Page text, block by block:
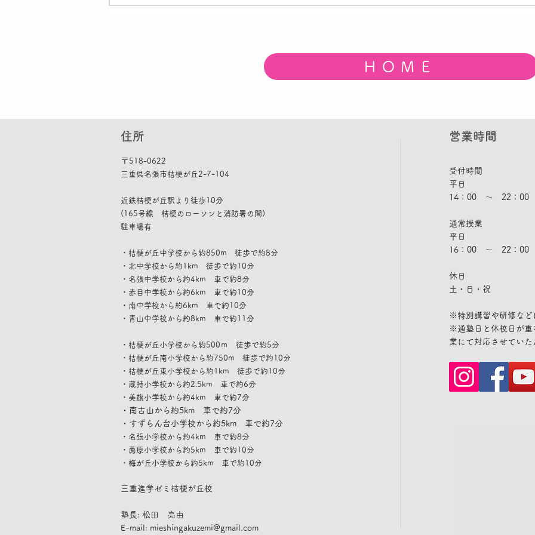
第1回アクティメソッド全国
夏休みの宿題が進まない中学
目
ＨＯＭＥ
住所
​〒518-0622
三重県名張市桔梗が丘2-7-104
​​近鉄桔梗が丘駅より徒歩10分
(165号線 桔梗のローソンと消防署の間)
​駐車場有
・桔梗が丘中学校から約850m 徒歩で約8分
・北中学校から約1km 徒歩で約10分
・名張中学校から約4km 車で約8分
・赤目中学校から約6km 車で約10分
・南中学校から約6km 車で約10分
​・青山中学校から約8km 車で約11分
・桔梗が丘小学校から約500ｍ 徒歩で約5分
・桔梗が丘南小学校から約750m 徒歩で約10分
・桔梗が丘東小学校から約1km 徒歩で約10分
・蔵持小学校から約2.5km 車で約6分
・美旗小学校から約4km 車で約7分
・南古山から約5km 車で約7分
​・すずらん台小学校から約5km 車で約7分
・名張小学校から約4km 車で約8分
・薦原小学校から約5km 車で約10分
・梅が丘小学校から約5km 車で約10分
​三重進学ゼミ桔梗が丘校
塾長: 松田 亮由
Eｰmail: mieshingakuzemi@gmail.com
​営業時間
受付時間
平日
14：00 ～ 22：00
通常授業
平日
16：00 ～ 22：00
休日
​土・日・祝
※特別講習や研修など
​※通塾日と休校日が重
業にて対応させていた